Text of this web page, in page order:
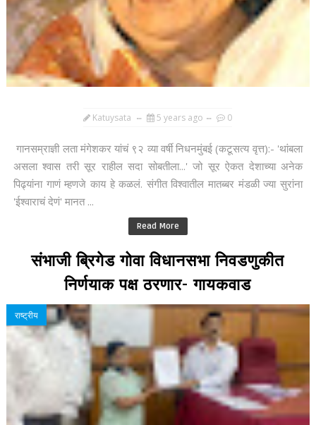
Katuysata 5 years ago 0
गानसम्राज्ञी लता मंगेशकर यांचं ९२ व्या वर्षी निधनमुंबई (कटूसत्य वृत्त):- 'थांबला
असला श्वास तरी सूर राहील सदा सोबतीला...' जो सूर ऐकत देशाच्या अनेक
पिढ्यांना गाणं म्हणजे काय हे कळलं. संगीत विश्वातील मातब्बर मंडळी ज्या सुरांना
'ईश्वाराचं देणं' मानत ...
Read More
संभाजी ब्रिगेड गोवा विधानसभा निवडणुकीत
निर्णयाक पक्ष ठरणार- गायकवाड
राष्ट्रीय